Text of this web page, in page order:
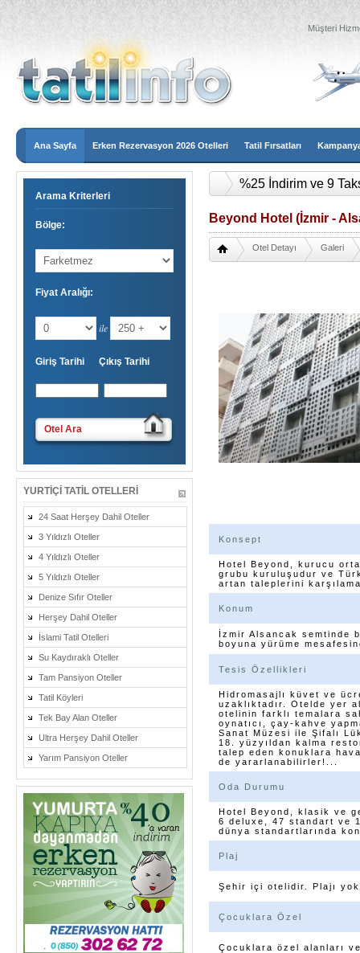
Müşteri
Ana Sayfa Erken Rezervasyon 2026 Otelleri Tatil Fırsatları
Arama Kriterleri
Bölge:
Fiyat Aralığı:
ile
Giriş Tarihi Çıkış Tarihi
Otel Ara
YURTIÇI TATIL OTELLERI
24 Saat Herşey Dahil Oteller
3 Yıldızlı Oteller
4 Yıldızlı Oteller
5 Yıldızlı Oteller
Denize Sıfır Oteller
Herşey Dahil Oteller
İslami Tatil Otelleri
Su Kaydıraklı Oteller
Tam Pansiyon Oteller
Tatil Köyleri
Tek Bay Alan Oteller
Ultra Herşey Dahil Oteller
Yarım Pansiyon Oteller
%25 İndirim ve 9
Beyond Hotel (İzmir -
Otel Detayı Galeri
Konsept
Hotel Beyond, kurucu
grubu kuruluşudur ve
artan taleplerini
Konum
İzmir Alsancak semtinde
boyuna yürüme
Tesis Özellikleri
Hidromasajlı küvet ve
uzaklıktadır. Otelde yer
otelinin farklı temalara
oynatıcı, çay-kahve
Sanat Müzesi ile Şifalı
18. yüzyıldan kalma
talep eden konuklara
de yararlanabilirler!...
Oda Durumu
Hotel Beyond, klasik ve
6 deluxe, 47 standart ve
dünya standartlarında
Plaj
Şehir içi otelidir. Plajı
Çocuklara Özel
Çocuklara özel alanları